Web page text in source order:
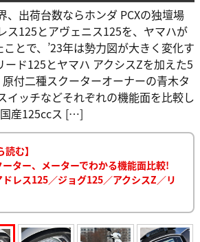
、出荷台数ならホンダ PCXの独壇場
ス125とアヴェニス125を、ヤマハが
とで、’23年は勢力図が大きく変化す
ード125とヤマハ アクシスZを加えた5
付二種スクーターオーナーの青木タ
イッチなどそれぞれの機能面を比較し
産125ccス […]
む】
ター、メーターでわかる機能面比較!
ドレス125／ジョグ125／アクシスZ／リ